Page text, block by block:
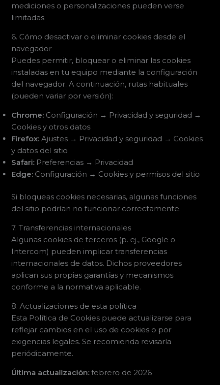
mediciones o personalizaciones pueden verse
limitadas.
6. Cómo desactivar o eliminar cookies desde el
navegador
Puedes permitir, bloquear o eliminar las cookies
instaladas en tu equipo mediante la configuración
del navegador. A continuación, rutas habituales
(pueden variar por versión):
Chrome: Configuración → Privacidad y seguridad →
Cookies y otros datos
Firefox: Ajustes → Privacidad y seguridad → Cookies
y datos del sitio
Safari: Preferencias → Privacidad
Edge: Configuración → Cookies y permisos del sitio
Si bloqueas cookies necesarias, algunas funciones
del sitio podrían no funcionar correctamente.
7. Transferencias internacionales
Algunas cookies de terceros (p. ej., Google o
Intercom) pueden implicar transferencias
internacionales de datos. Dichos proveedores
aplican sus propias garantías y mecanismos
conforme a la normativa aplicable.
8. Actualizaciones de esta política
Esta Política de Cookies puede actualizarse para
reflejar cambios en el uso de cookies o por
exigencias legales. Se recomienda revisarla
periódicamente.
Última actualización: febrero de 2026